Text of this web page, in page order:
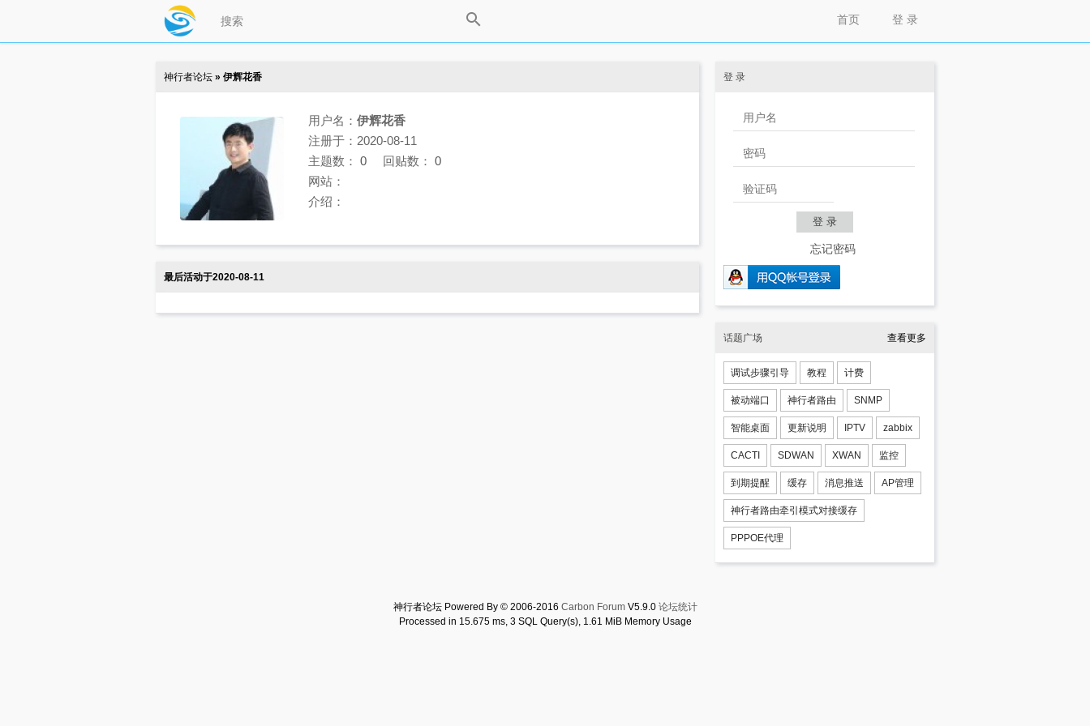
登 录
首页
神行者论坛 » 伊辉花香
用户名： 伊辉花香
注册于：2020-08-11
主题数： 0 回贴数： 0
网站：
介绍：
最后活动于2020-08-11
登 录
忘记密码
话题广场 查看更多
调试步骤引导 教程 计费
被动端口 神行者路由 SNMP
智能桌面 更新说明 IPTV zabbix
CACTI SDWAN XWAN 监控
到期提醒 缓存 消息推送 AP管理
神行者路由牵引模式对接缓存
PPPOE代理
神行者论坛 Powered By © 2006-2016 Carbon ForumV5.9.0 论坛统计
Processed in 15.675 ms, 3 SQL Query(s), 1.61 MiB Memory Usage